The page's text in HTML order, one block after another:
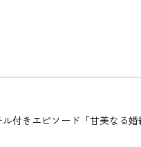
付きエピソード「甘美なる